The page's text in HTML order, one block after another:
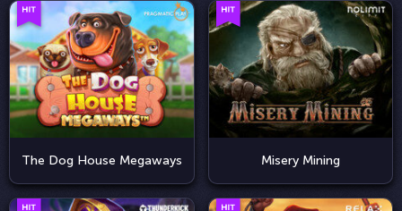
The Dog House Megaways Misery Mining